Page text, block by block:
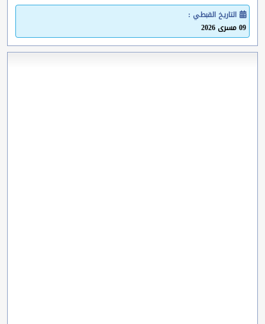
التاريخ القبطي :
09 مسرى 2026